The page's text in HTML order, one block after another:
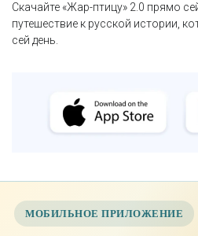
Скачайте «Жар-птицу» 2.0 прямо
путешествие к русской истории,
сей день.
МОБИЛЬНОЕ ПРИЛОЖЕНИЕ